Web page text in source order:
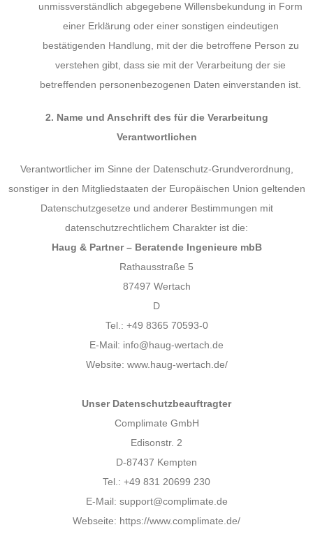
unmissverständlich abgegebene Willensbekundung in Form
einer Erklärung oder einer sonstigen eindeutigen
bestätigenden Handlung, mit der die betroffene Person zu
verstehen gibt, dass sie mit der Verarbeitung der sie
betreffenden personenbezogenen Daten einverstanden ist.
2. Name und Anschrift des für die Verarbeitung
Verantwortlichen
Verantwortlicher im Sinne der Datenschutz-Grundverordnung,
sonstiger in den Mitgliedstaaten der Europäischen Union geltenden
Datenschutzgesetze und anderer Bestimmungen mit
datenschutzrechtlichem Charakter ist die:
Haug & Partner – Beratende Ingenieure mbB
Rathausstraße 5
87497 Wertach
D
Tel.: +49 8365 70593-0
E-Mail: info@haug-wertach.de
Website: www.haug-wertach.de/
Unser Datenschutzbeauftragter
Complimate GmbH
Edisonstr. 2
D-87437 Kempten
Tel.: +49 831 20699 230
E-Mail: support@complimate.de
Webseite: https://www.complimate.de/